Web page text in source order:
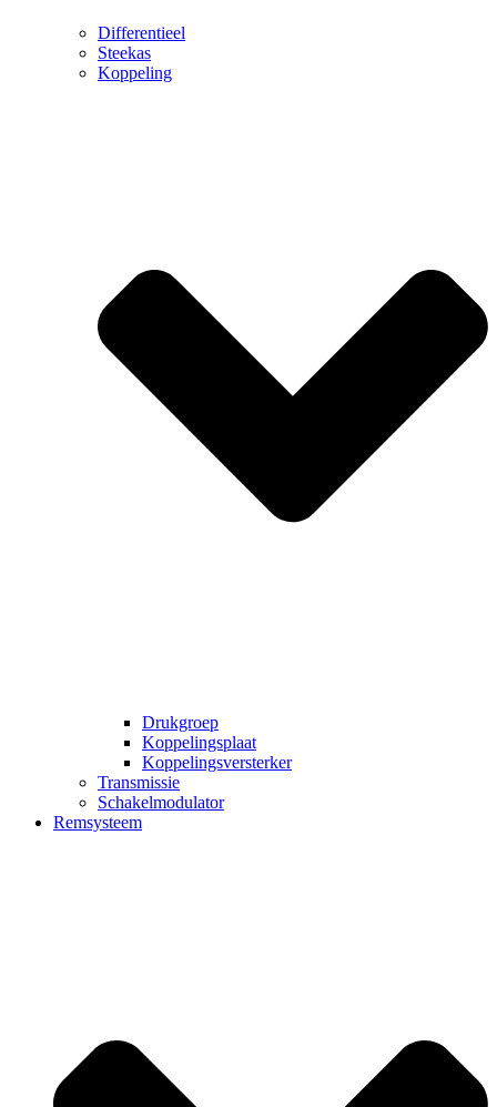
Differentieel
Steekas
Koppeling
Drukgroep
Koppelingsplaat
Koppelingsversterker
Transmissie
Schakelmodulator
Remsysteem